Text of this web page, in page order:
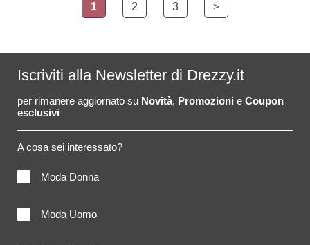
1 2 3 >
Iscriviti alla Newsletter di Drezzy.it
per rimanere aggiornato su Novità, Promozioni e Coupon
esclusivi
A cosa sei interessato?
Moda Donna
Moda Uomo